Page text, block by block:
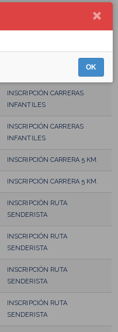
INSCRIPCIÓN CARRERAS
INFANTILES
INSCRIPCIÓN CARRERAS
INFANTILES
INSCRIPCIÓN CARRERA 5 KM.
INSCRIPCIÓN CARRERA 5 KM.
INSCRIPCIÓN RUTA
SENDERISTA
INSCRIPCIÓN RUTA
SENDERISTA
INSCRIPCIÓN RUTA
SENDERISTA
INSCRIPCIÓN RUTA
SENDERISTA
OK